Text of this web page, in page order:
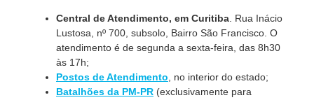
Central de Atendimento, em Curitiba . Rua Inácio
Lustosa, nº 700, subsolo, Bairro São Francisco. O
atendimento é de segunda a sexta-feira, das 8h30
às 17h;
Postos de Atendimento , no interior do estado;
Batalhões da PM-PR (exclusivamente para